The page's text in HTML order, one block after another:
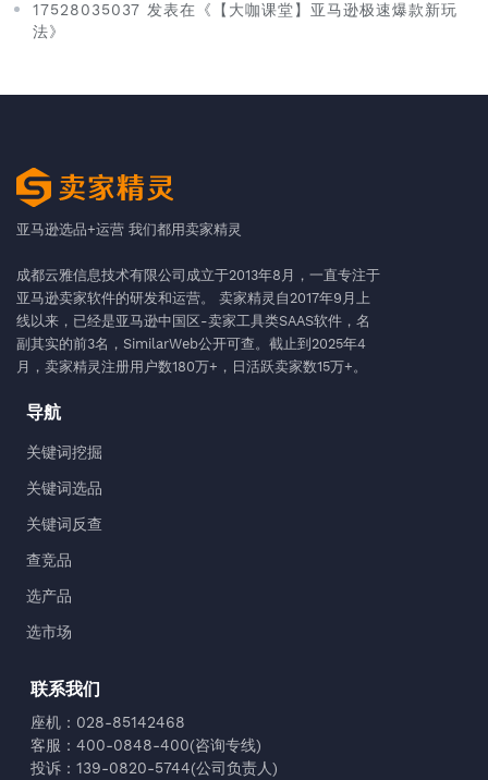
17528035037 发表在《【大咖课堂】亚马逊极速爆款新玩
法》
亚马逊选品+运营 我们都用卖家精灵
成都云雅信息技术有限公司成立于2013年8月，一直专注于
亚马逊卖家软件的研发和运营。 卖家精灵自2017年9月上
线以来，已经是亚马逊中国区-卖家工具类SAAS软件，名
副其实的前3名，SimilarWeb公开可查。截止到2025年4
月，卖家精灵注册用户数180万+，日活跃卖家数15万+。
导航
关键词挖掘
关键词选品
关键词反查
查竞品
选产品
选市场
联系我们
座机：028-85142468
客服：400-0848-400(咨询专线)
投诉：139-0820-5744(公司负责人)